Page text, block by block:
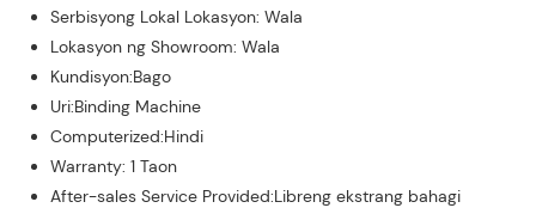
Serbisyong Lokal Lokasyon: Wala
Lokasyon ng Showroom: Wala
Kundisyon:Bago
Uri:Binding Machine
Computerized:Hindi
Warranty: 1 Taon
After-sales Service Provided:Libreng ekstrang bahagi